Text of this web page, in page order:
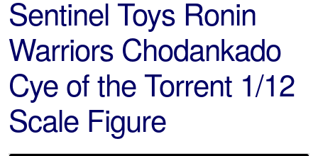
Sentinel Toys Ronin
Warriors Chodankado
Cye of the Torrent 1/12
Scale Figure